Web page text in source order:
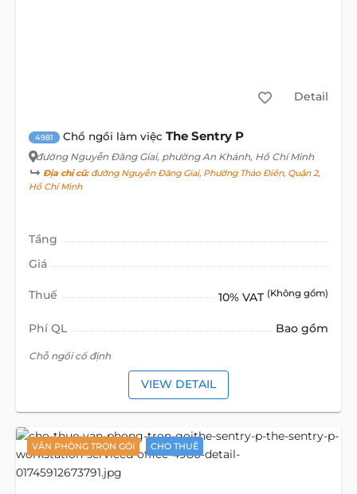
Detail
4981 Chổ ngồi làm việc The Sentry P
đường Nguyễn Đăng Giai, phường An Khánh, Hồ Chí Minh
Địa chỉ cũ:đường Nguyễn Đăng Giai, Phường Thảo Điền, Quận 2,
Hồ Chí Minh
Tầng
Giá
Thuế 10% VAT (Không gồm)
Phí QL Bao gồm
Chỗ ngồi cố định
VIEW DETAIL
VĂN PHÒNG TRỌN GÓI CHO THUÊ